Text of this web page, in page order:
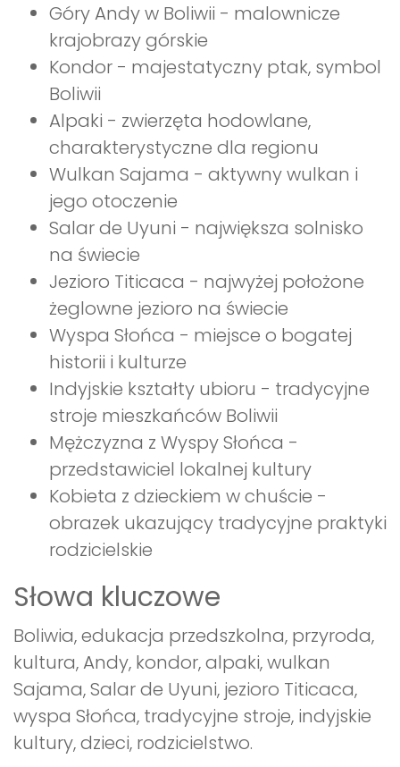
Góry Andy w Boliwii - malownicze
krajobrazy górskie
Kondor - majestatyczny ptak, symbol
Boliwii
Alpaki - zwierzęta hodowlane,
charakterystyczne dla regionu
Wulkan Sajama - aktywny wulkan i
jego otoczenie
Salar de Uyuni - największa solnisko
na świecie
Jezioro Titicaca - najwyżej położone
żeglowne jezioro na świecie
Wyspa Słońca - miejsce o bogatej
historii i kulturze
Indyjskie kształty ubioru - tradycyjne
stroje mieszkańców Boliwii
Mężczyzna z Wyspy Słońca -
przedstawiciel lokalnej kultury
Kobieta z dzieckiem w chuście -
obrazek ukazujący tradycyjne praktyki
rodzicielskie
Słowa kluczowe
Boliwia, edukacja przedszkolna, przyroda,
kultura, Andy, kondor, alpaki, wulkan
Sajama, Salar de Uyuni, jezioro Titicaca,
wyspa Słońca, tradycyjne stroje, indyjskie
kultury, dzieci, rodzicielstwo.